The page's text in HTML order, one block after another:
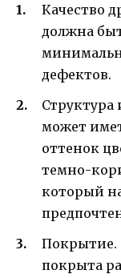
Качество
должна
дефектов.
Структура
может
оттенок
темно-
который
Покрытие.
покрыта